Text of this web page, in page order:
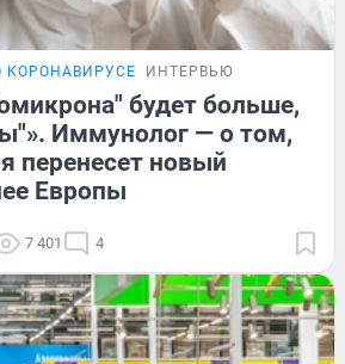
КОРОНАВИРУСЕ ИНТЕРВЬЮ
будет больше,
Иммунолог — о том,
перенесет новый
Европы
7 401 4